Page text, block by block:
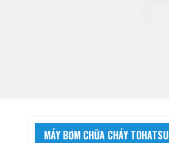
MÁY BƠM CHỮA CHÁY TOHATSU